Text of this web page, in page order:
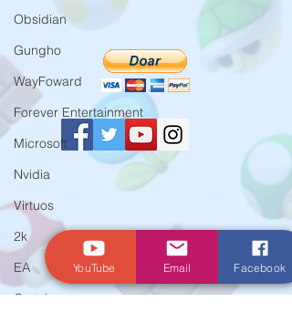
Obsidian
Gungho
WayFoward
Forever Entertainment
Microsoft
Nvidia
Virtuos
2k
EA
Crytek
© Criado por Andrey Daher Coelho.
YouTube Email Facebook